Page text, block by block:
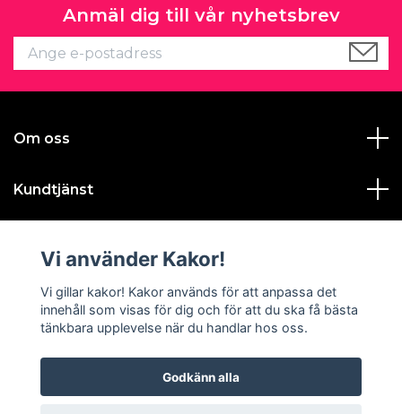
Anmäl dig till vår nyhetsbrev
Om oss
Kundtjänst
Sociala medier
Vi använder Kakor!
Vi gillar kakor! Kakor används för att anpassa det
innehåll som visas för dig och för att du ska få bästa
tänkbara upplevelse när du handlar hos oss.
Godkänn alla